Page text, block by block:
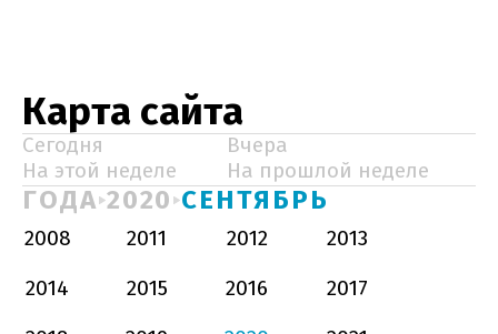
Карта сайта
Сегодня
Вчера
На этой неделе
На прошлой неделе
ГОДА 2020 СЕНТЯБРЬ
2008 2011 2012
2013
2014
2015 2016
2017